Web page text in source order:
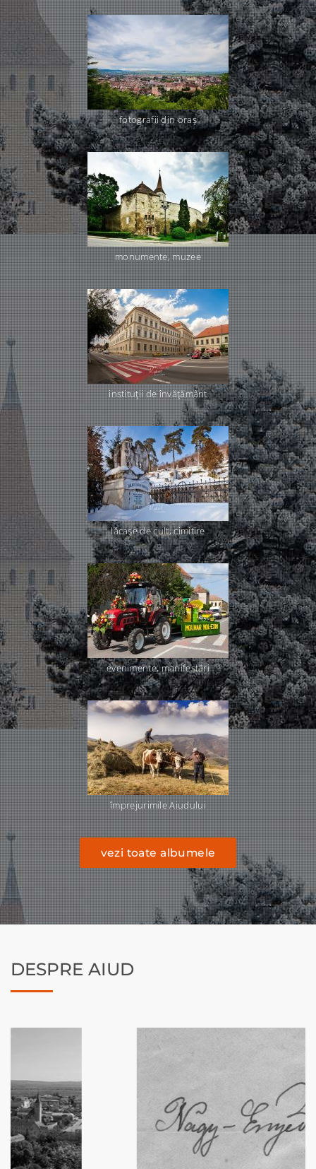
fotografii din oraş
monumente, muzee
instituţii de învăţământ
lăcaşe de cult, cimitire
evenimente, manifestări
împrejurimile Aiudului
vezi toate albumele
DESPRE AIUD